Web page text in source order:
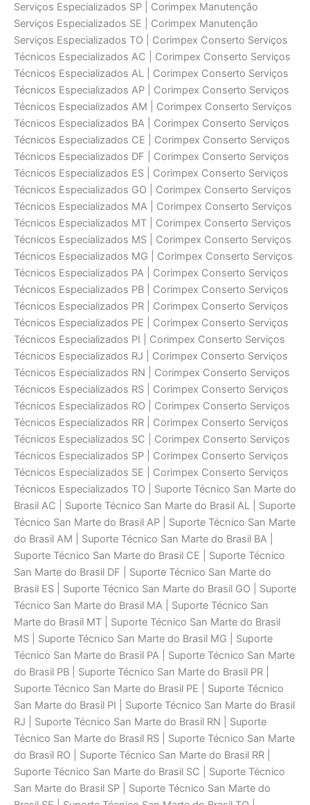
Serviços Especializados SP | Corimpex Manutenção
Serviços Especializados SE | Corimpex Manutenção
Serviços Especializados TO | Corimpex Conserto Serviços
Técnicos Especializados AC | Corimpex Conserto Serviços
Técnicos Especializados AL | Corimpex Conserto Serviços
Técnicos Especializados AP | Corimpex Conserto Serviços
Técnicos Especializados AM | Corimpex Conserto Serviços
Técnicos Especializados BA | Corimpex Conserto Serviços
Técnicos Especializados CE | Corimpex Conserto Serviços
Técnicos Especializados DF | Corimpex Conserto Serviços
Técnicos Especializados ES | Corimpex Conserto Serviços
Técnicos Especializados GO | Corimpex Conserto Serviços
Técnicos Especializados MA | Corimpex Conserto Serviços
Técnicos Especializados MT | Corimpex Conserto Serviços
Técnicos Especializados MS | Corimpex Conserto Serviços
Técnicos Especializados MG | Corimpex Conserto Serviços
Técnicos Especializados PA | Corimpex Conserto Serviços
Técnicos Especializados PB | Corimpex Conserto Serviços
Técnicos Especializados PR | Corimpex Conserto Serviços
Técnicos Especializados PE | Corimpex Conserto Serviços
Técnicos Especializados PI | Corimpex Conserto Serviços
Técnicos Especializados RJ | Corimpex Conserto Serviços
Técnicos Especializados RN | Corimpex Conserto Serviços
Técnicos Especializados RS | Corimpex Conserto Serviços
Técnicos Especializados RO | Corimpex Conserto Serviços
Técnicos Especializados RR | Corimpex Conserto Serviços
Técnicos Especializados SC | Corimpex Conserto Serviços
Técnicos Especializados SP | Corimpex Conserto Serviços
Técnicos Especializados SE | Corimpex Conserto Serviços
Técnicos Especializados TO | Suporte Técnico San Marte do
Brasil AC | Suporte Técnico San Marte do Brasil AL | Suporte
Técnico San Marte do Brasil AP | Suporte Técnico San Marte
do Brasil AM | Suporte Técnico San Marte do Brasil BA |
Suporte Técnico San Marte do Brasil CE | Suporte Técnico
San Marte do Brasil DF | Suporte Técnico San Marte do
Brasil ES | Suporte Técnico San Marte do Brasil GO | Suporte
Técnico San Marte do Brasil MA | Suporte Técnico San
Marte do Brasil MT | Suporte Técnico San Marte do Brasil
MS | Suporte Técnico San Marte do Brasil MG | Suporte
Técnico San Marte do Brasil PA | Suporte Técnico San Marte
do Brasil PB | Suporte Técnico San Marte do Brasil PR |
Suporte Técnico San Marte do Brasil PE | Suporte Técnico
San Marte do Brasil PI | Suporte Técnico San Marte do Brasil
RJ | Suporte Técnico San Marte do Brasil RN | Suporte
Técnico San Marte do Brasil RS | Suporte Técnico San Marte
do Brasil RO | Suporte Técnico San Marte do Brasil RR |
Suporte Técnico San Marte do Brasil SC | Suporte Técnico
San Marte do Brasil SP | Suporte Técnico San Marte do